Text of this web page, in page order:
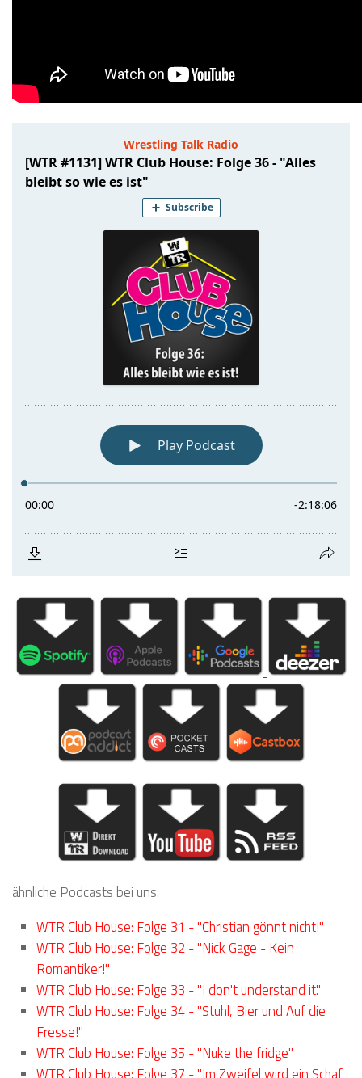
ähnliche Podcasts bei uns:
WTR Club House: Folge 31 - "Christian gönnt nicht!"
WTR Club House: Folge 32 - "Nick Gage - Kein
Romantiker!"
WTR Club House: Folge 33 - "I don't understand it."
WTR Club House: Folge 34 - "Stuhl, Bier und Auf die
Fresse!"
WTR Club House: Folge 35 - "Nuke the fridge"
WTR Club House: Folge 37 - "Im Zweifel wird ein Schaf